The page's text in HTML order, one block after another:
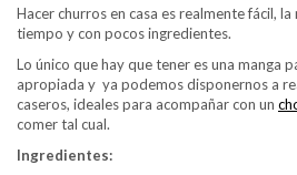
Hacer churros en casa es realmente fácil,
tiempo y con pocos ingredientes.
Lo único que hay que tener es una manga
apropiada y ya podemos disponernos a
caseros, ideales para acompañar con un
comer tal cual.
Ingredientes: